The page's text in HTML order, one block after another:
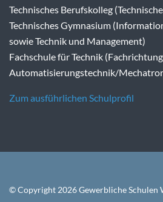
Technisches Berufskolleg
Technisches Gymnasium
sowie Technik und Management)
Fachschule für Technik (Fachrichtung
Automatisierungstechnik/
Zum ausführlichen Schulprofil
© Copyright 2026 Gewerbliche Schulen